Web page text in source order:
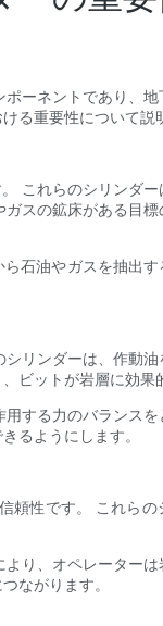
ーネントであり、
る重要性について説
これらのシリンダ
スの鉱床がある目
石油やガスを抽出
リンダーは、作動
ビットが岩層に効果
する力のバランス
るようにします。
頼性です。 これら
り、オペレーター
ながります。